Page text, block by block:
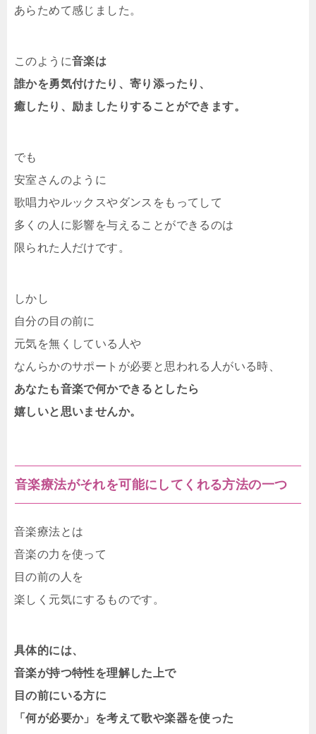
あらためて感じました。
このように音楽は
誰かを勇気付けたり、寄り添ったり、
癒したり、励ましたりすることができます。
でも
安室さんのように
歌唱力やルックスやダンスをもってして
多くの人に影響を与えることができるのは
限られた人だけです。
しかし
自分の目の前に
元気を無くしている人や
なんらかのサポートが必要と思われる人がいる時、
あなたも音楽で何かできるとしたら
嬉しいと思いませんか。
音楽療法がそれを可能にしてくれる方法の一つ
音楽療法とは
音楽の力を使って
目の前の人を
楽しく元気にするものです。
具体的には、
音楽が持つ特性を理解した上で
目の前にいる方に
「何が必要か」を考えて歌や楽器を使った